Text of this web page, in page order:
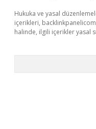
Hukuka ve yasal
içerikleri,
halinde, ilgili içerikler yasal